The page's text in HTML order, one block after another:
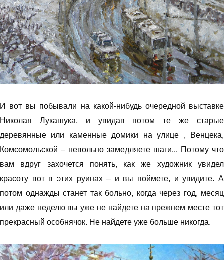
И вот вы побывали на какой-нибудь очередной выставке
Николая Лукашука, и увидав потом те же старые
деревянные или каменные домики на улице , Венцека,
Комсомольской – невольно замедляете шаги... Потому что
вам вдруг захочется понять, как же художник увидел
красоту вот в этих руинах – и вы поймете, и увидите. А
потом однажды станет так больно, когда через год, месяц
или даже неделю вы уже не найдете на прежнем месте тот
прекрасный особнячок. Не найдете уже больше никогда.